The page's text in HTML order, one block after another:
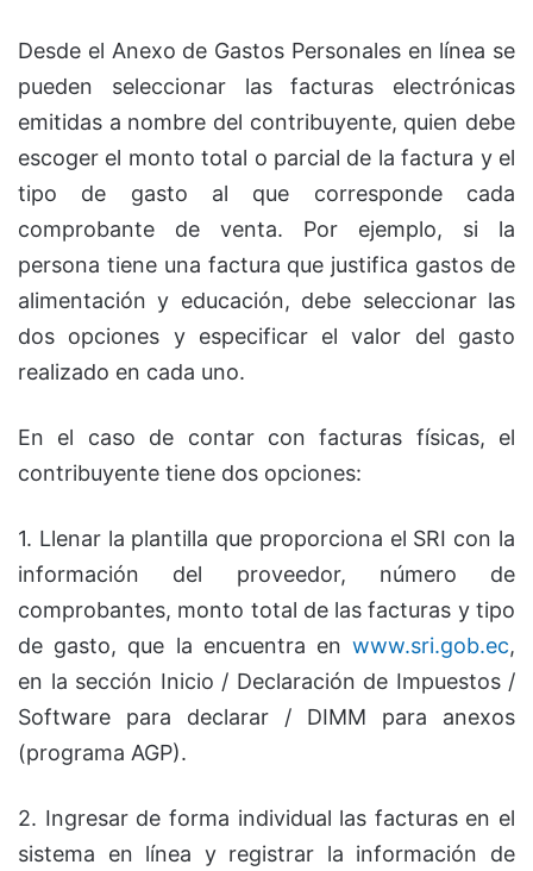
Desde el Anexo de Gastos Personales en línea se
pueden seleccionar las facturas electrónicas
emitidas a nombre del contribuyente, quien debe
escoger el monto total o parcial de la factura y el
tipo de gasto al que corresponde cada
comprobante de venta. Por ejemplo, si la
persona tiene una factura que justifica gastos de
alimentación y educación, debe seleccionar las
dos opciones y especificar el valor del gasto
realizado en cada uno.
En el caso de contar con facturas físicas, el
contribuyente tiene dos opciones:
1. Llenar la plantilla que proporciona el SRI con la
información del proveedor, número de
comprobantes, monto total de las facturas y tipo
de gasto, que la encuentra en www.sri.gob.ec,
en la sección Inicio / Declaración de Impuestos /
Software para declarar / DIMM para anexos
(programa AGP).
2. Ingresar de forma individual las facturas en el
sistema en línea y registrar la información de